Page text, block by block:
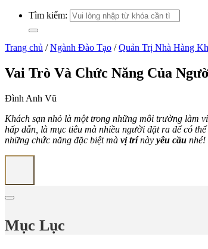
Tìm kiếm:
Trang chủ / Ngành Đào Tạo / Quản Trị Nhà Hàng
Vai Trò Và Chức Năng Của
Đình Anh Vũ
Khách sạn nhỏ là một trong những môi trường làm
hấp dẫn, là mục tiêu mà nhiều người đặt ra để có
những chức năng đặc biệt mà vị trínày yêu cầu nhé!
Mục Lục